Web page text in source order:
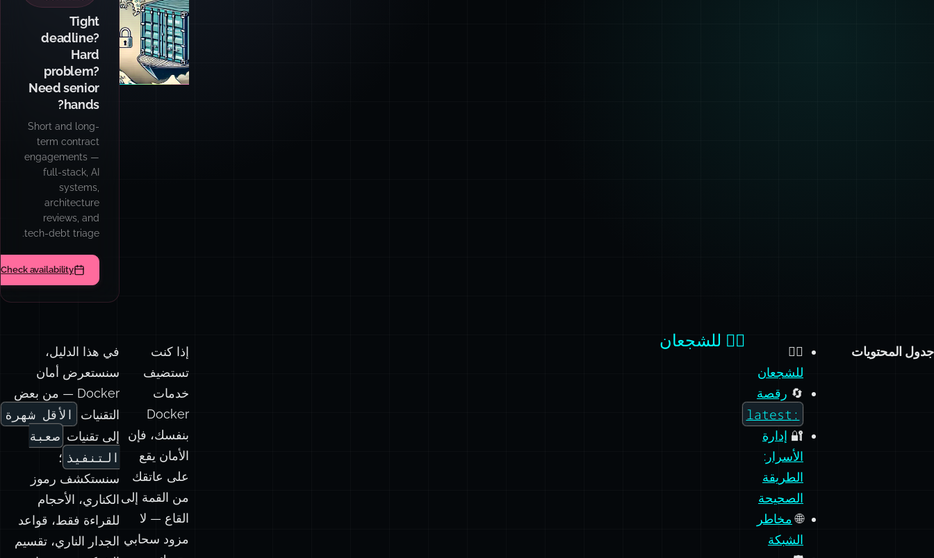
Building AI-
native
systems that
actually
scale?
I design RAG
pipelines, agent
loops, and multi-
model routers
with cost,
latency, and
quality tradeoffs
made visible
from day one.
the architecture
للشجعان
🔄رقصة
:latest
🔐إدارة
الأسرار:
الطريقة
الصحيحة
🌐مخاطر
الشبكة
🛡️
تستضيف
خدمات
Docker
بنفسك، فإن
الأمان يقع
على عاتقك
من القمة إلى
القاع — لا
مزود سحابي
يحميك من
سنستعرض أمان
Docker — من بعض
التقنيات الأقل شهرة
إلى تقنيات صعبة
التنفيذ ؛
سنستكشف رموز
الكناري، الأحجام
للقراءة فقط، قواعد
الجدار الناري، تقسيم
الشبكة وتحصينها،